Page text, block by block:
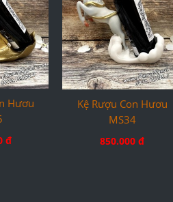
Hươu
đ
Kệ Rượu Con Hươu
MS34
850.000 đ